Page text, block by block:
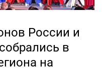
России и
в
на